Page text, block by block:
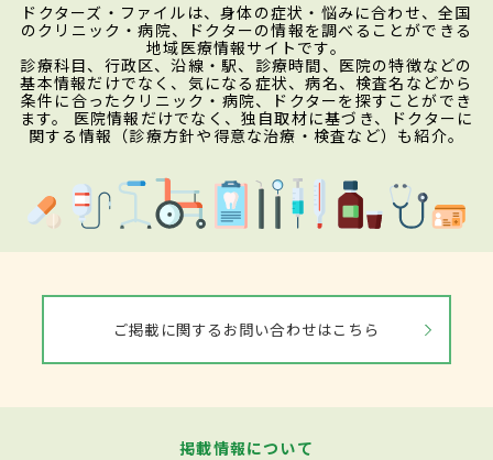
ドクターズ・ファイルは、身体の症状・悩みに合わせ、全国
のクリニック・病院、ドクターの情報を調べることができる
地域医療情報サイトです。
診療科目、行政区、沿線・駅、診療時間、医院の特徴などの
基本情報だけでなく、気になる症状、病名、検査名などから
条件に合ったクリニック・病院、ドクターを探すことができ
ます。 医院情報だけでなく、独自取材に基づき、ドクターに
関する情報（診療方針や得意な治療・検査など）も紹介。
ご掲載に関するお問い合わせはこちら
掲載情報について